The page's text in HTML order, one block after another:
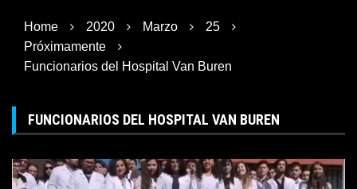
Home 2020 Marzo
25
Próximamente
Funcionarios del Hospital Van Buren
FUNCIONARIOS DEL HOSPITAL VAN BUREN